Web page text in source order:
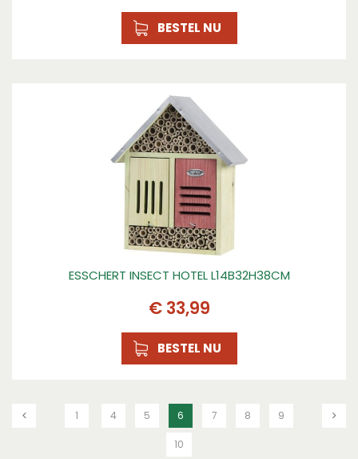
BESTEL NU
ESSCHERT INSECT HOTEL L14B32H38CM
€ 33,99
BESTEL NU
1 4 5 6 7 8 9
10